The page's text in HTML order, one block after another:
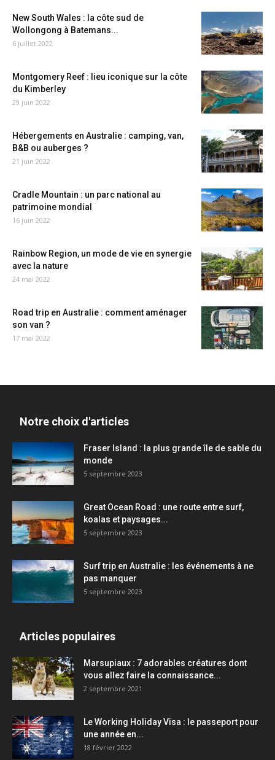
New South Wales : la côte sud de
Wollongong à Batemans...
6 juillet 2022
Montgomery Reef : lieu iconique sur la côte
du Kimberley
29 juin 2022
Hébergements en Australie : camping, van,
B&B ou auberges ?
21 juin 2022
Cradle Mountain : un parc national au
patrimoine mondial
16 juin 2022
Rainbow Region, un mode de vie en synergie
avec la nature
24 mai 2022
Road trip en Australie : comment aménager
son van ?
17 mai 2022
Notre choix d'articles
Fraser Island : la plus grande île de sable du
monde
5 septembre 2023
Great Ocean Road : une route entre surf,
koalas et paysages...
5 septembre 2023
Surf trip en Australie : les événements à ne
pas manquer
5 septembre 2023
Articles populaires
Marsupiaux : 7 adorables créatures dont
vous allez faire la connaissance...
2 septembre 2021
Le Working Holiday Visa : le passeport pour
une année en...
18 février 2022